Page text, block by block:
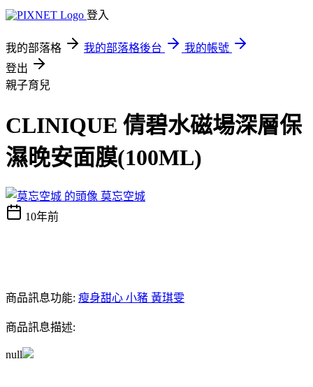
登入
我的部落格 我的部落格後台
我的帳號
登出
親子育兒
CLINIQUE 倩碧水磁場深層保
濕晚安面膜(100ML)
莫忘空城
10年前
商品訊息功能: 瘦身甜心 小豬 黃琪雯
商品訊息描述:
null